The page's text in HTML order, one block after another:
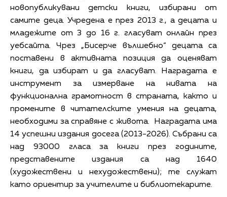
новопубликувани детски книги, избирани от
самите деца. Учредена е през 2013 г., а децата и
младежите от 3 до 16 г. гласуват онлайн през
уебсайта. Чрез „Бисерче вълшебно“ децата са
поставени в активната позиция да оценяват
книги, да избират и да гласуват. Наградата е
инструмент за измерване на нивата на
функционална грамотност в страната, както и
промените в читателските умения на децата,
необходими за справяне с живота. Наградата има
14 успешни издания досега (2013-2026). Събрани са
над 93000 гласа за книги през годините,
представените издания са над 1640
(художествени и нехудожествени); те служат
като ориентир за учителите и библиотекарите.